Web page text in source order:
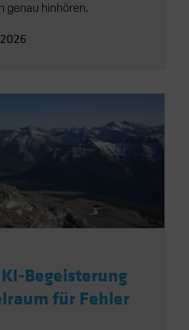
genau hinhören.
Begeisterung
für Fehler